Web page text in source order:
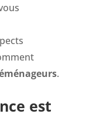
.
est